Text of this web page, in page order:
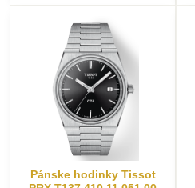
Pánske hodinky Tissot